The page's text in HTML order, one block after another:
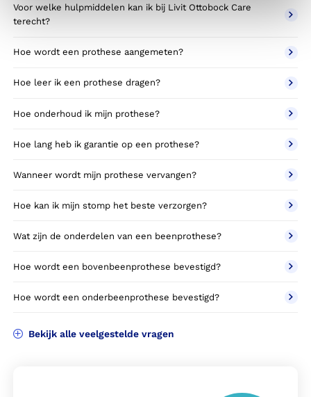
Voor welke hulpmiddelen kan ik bij Livit Ottobock Care
terecht?
Hoe wordt een prothese aangemeten?
Hoe leer ik een prothese dragen?
Hoe onderhoud ik mijn prothese?
Hoe lang heb ik garantie op een prothese?
Wanneer wordt mijn prothese vervangen?
Hoe kan ik mijn stomp het beste verzorgen?
Wat zijn de onderdelen van een beenprothese?
Hoe wordt een bovenbeenprothese bevestigd?
Hoe wordt een onderbeenprothese bevestigd?
Bekijk alle veelgestelde vragen